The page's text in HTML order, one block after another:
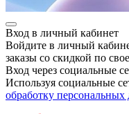
Вход в личный кабинет
Войдите в личный
заказы со скидкой по
Вход через социальные
Используя социальные
обработку